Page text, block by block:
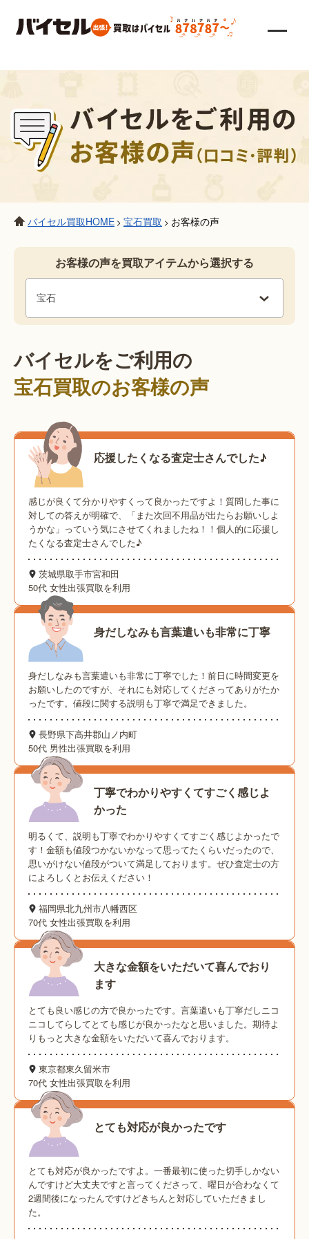
バイセル買取HOME > 宝石買取 > お客様の声
お客様の声を買取アイテムから選択する
バイセルをご利用の
宝石買取のお客様の声
応援したくなる査定士さんでした♪
感じが良くて分かりやすくって良かったですよ！質問した事に
対しての答えが明確で、「また次回不用品が出たらお願いしよ
うかな」っていう気にさせてくれましたね！！個人的に応援し
たくなる査定士さんでした♪
茨城県取手市宮和田
50代 女性出張買取を利用
身だしなみも言葉遣いも非常に丁寧
身だしなみも言葉遣いも非常に丁寧でした！前日に時間変更を
お願いしたのですが、それにも対応してくださってありがたか
ったです。値段に関する説明も丁寧で満足できました。
長野県下高井郡山ノ内町
50代 男性出張買取を利用
丁寧でわかりやすくてすごく感じよ
かった
明るくて、説明も丁寧でわかりやすくてすごく感じよかったで
す！金額も値段つかないかなって思ってたくらいだったので、
思いがけない値段がついて満足しております。ぜひ査定士の方
によろしくとお伝えください！
福岡県北九州市八幡西区
70代 女性出張買取を利用
大きな金額をいただいて喜んでおり
ます
とても良い感じの方で良かったです。言葉遣いも丁寧だしニコ
ニコしてらしてとても感じが良かったなと思いました。期待よ
りもっと大きな金額をいただいて喜んでおります。
東京都東久留米市
70代 女性出張買取を利用
とても対応が良かったです
とても対応が良かったですよ。一番最初に使った切手しかない
んですけど大丈夫ですと言ってくださって、曜日が合わなくて
2週間後になったんですけどきちんと対応していただきまし
た。